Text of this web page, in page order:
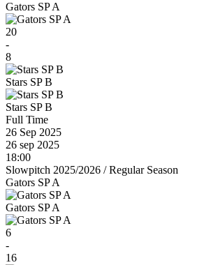
Gators SP A
20
-
8
Stars SP B
Stars SP B
Full Time
26 Sep 2025
26 sep 2025
18:00
Slowpitch 2025/2026 /Regular Season
Gators SP A
Gators SP A
6
-
16